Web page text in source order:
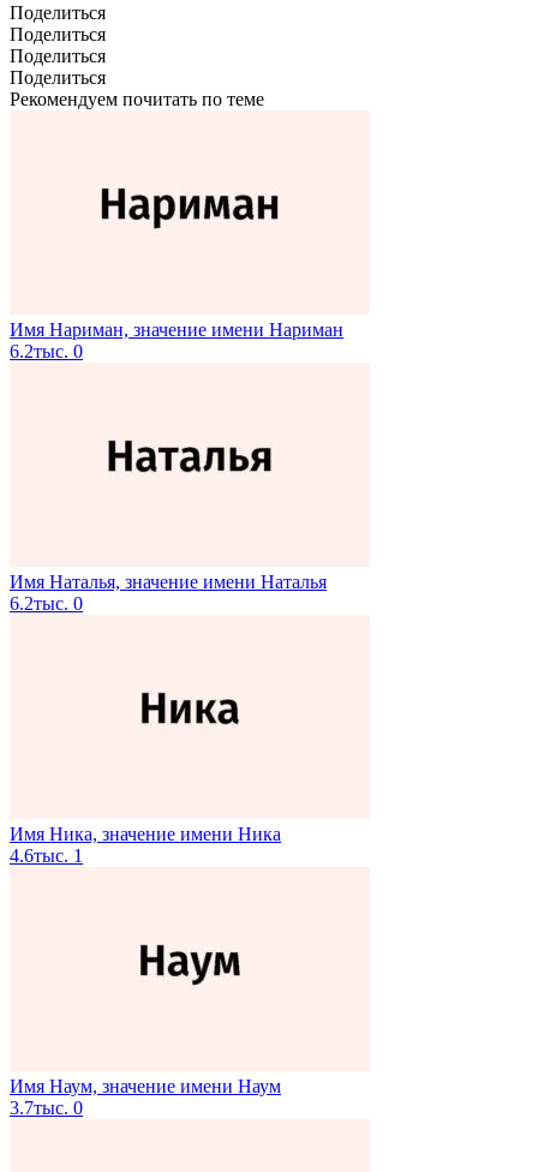
Поделиться
Поделиться
Поделиться
Поделиться
Рекомендуем почитать по теме
Имя Нариман, значение имени Нариман
6.2тыс. 0
Имя Наталья, значение имени Наталья
6.2тыс. 0
Имя Ника, значение имени Ника
4.6тыс. 1
Имя Наум, значение имени Наум
3.7тыс. 0